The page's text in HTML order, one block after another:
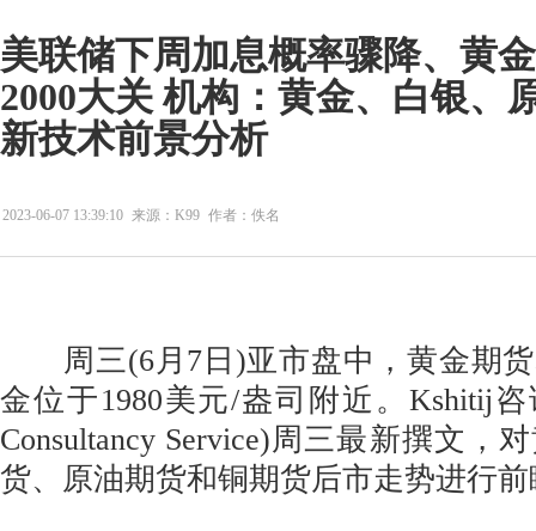
美联储下周加息概率骤降、黄
2000大关 机构：黄金、白银、
新技术前景分析
2023-06-07 13:39:10 来源：K99 作者：佚名
周三(6月7日)亚市盘中，黄金期货
金位于1980美元/盎司附近。Kshitij
Consultancy Service)周三最新撰文，
货、原油期货和铜期货后市走势进行